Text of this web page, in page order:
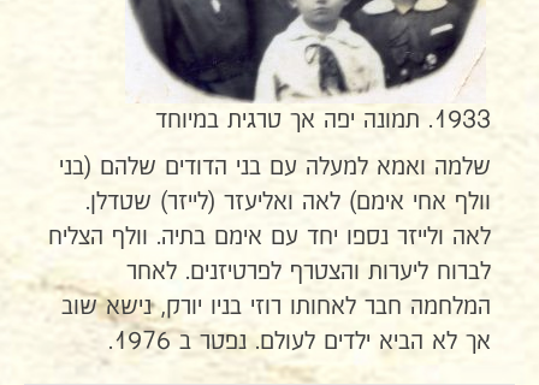
1933. תמונה יפה אך טרגית במיוחד
שלמה ואמא למעלה עם בני הדודים שלהם (בני
וולף אחי אימם) לאה ואליעזר (לייזר) שטדלן.
לאה ולייזר נספו יחד עם אימם בתיה. וולף הצליח
לברוח ליערות והצטרף לפרטיזנים. לאחר
המלחמה חבר לאחותו רוזי בניו יורק, נישא שוב
אך לא הביא ילדים לעולם. נפטר ב 1976.